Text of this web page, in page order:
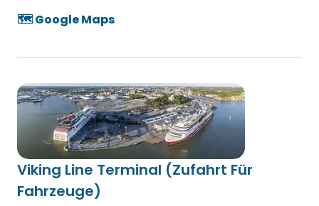
🗺️ Google Maps
Viking Line Terminal (Zufahrt Für
Fahrzeuge)